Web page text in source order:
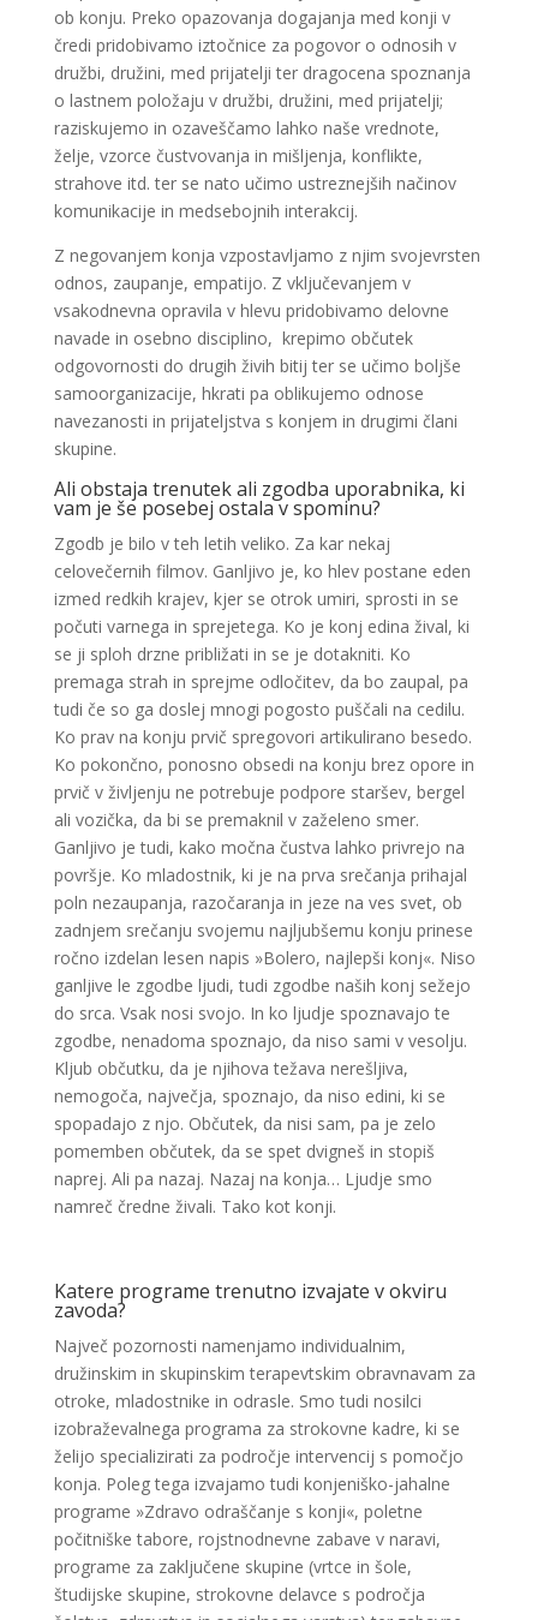
ob konju. Preko opazovanja dogajanja med konji v
čredi pridobivamo iztočnice za pogovor o odnosih v
družbi, družini, med prijatelji ter dragocena spoznanja
o lastnem položaju v družbi, družini, med prijatelji;
raziskujemo in ozaveščamo lahko naše vrednote,
želje, vzorce čustvovanja in mišljenja, konflikte,
strahove itd. ter se nato učimo ustreznejših načinov
komunikacije in medsebojnih interakcij.
Z negovanjem konja vzpostavljamo z njim svojevrsten
odnos, zaupanje, empatijo. Z vključevanjem v
vsakodnevna opravila v hlevu pridobivamo delovne
navade in osebno disciplino, krepimo občutek
odgovornosti do drugih živih bitij ter se učimo boljše
samoorganizacije, hkrati pa oblikujemo odnose
navezanosti in prijateljstva s konjem in drugimi člani
skupine.
Ali obstaja trenutek ali zgodba uporabnika, ki
vam je še posebej ostala v spominu?
Zgodb je bilo v teh letih veliko. Za kar nekaj
celovečernih filmov. Ganljivo je, ko hlev postane eden
izmed redkih krajev, kjer se otrok umiri, sprosti in se
počuti varnega in sprejetega. Ko je konj edina žival, ki
se ji sploh drzne približati in se je dotakniti. Ko
premaga strah in sprejme odločitev, da bo zaupal, pa
tudi če so ga doslej mnogi pogosto puščali na cedilu.
Ko prav na konju prvič spregovori artikulirano besedo.
Ko pokončno, ponosno obsedi na konju brez opore in
prvič v življenju ne potrebuje podpore staršev, bergel
ali vozička, da bi se premaknil v zaželeno smer.
Ganljivo je tudi, kako močna čustva lahko privrejo na
površje. Ko mladostnik, ki je na prva srečanja prihajal
poln nezaupanja, razočaranja in jeze na ves svet, ob
zadnjem srečanju svojemu najljubšemu konju prinese
ročno izdelan lesen napis »Bolero, najlepši konj«. Niso
ganljive le zgodbe ljudi, tudi zgodbe naših konj sežejo
do srca. Vsak nosi svojo. In ko ljudje spoznavajo te
zgodbe, nenadoma spoznajo, da niso sami v vesolju.
Kljub občutku, da je njihova težava nerešljiva,
nemogoča, največja, spoznajo, da niso edini, ki se
spopadajo z njo. Občutek, da nisi sam, pa je zelo
pomemben občutek, da se spet dvigneš in stopiš
naprej. Ali pa nazaj. Nazaj na konja… Ljudje smo
namreč čredne živali. Tako kot konji.
Katere programe trenutno izvajate v okviru
zavoda?
Največ pozornosti namenjamo individualnim,
družinskim in skupinskim terapevtskim obravnavam za
otroke, mladostnike in odrasle. Smo tudi nosilci
izobraževalnega programa za strokovne kadre, ki se
želijo specializirati za področje intervencij s pomočjo
konja. Poleg tega izvajamo tudi konjeniško-jahalne
programe »Zdravo odraščanje s konji«, poletne
počitniške tabore, rojstnodnevne zabave v naravi,
programe za zaključene skupine (vrtce in šole,
študijske skupine, strokovne delavce s področja